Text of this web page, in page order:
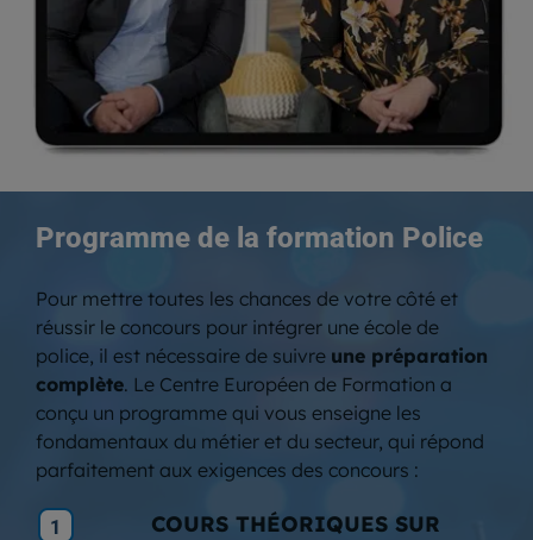
Programme de la formation Police
Pour mettre toutes les chances de votre côté et
réussir le concours pour intégrer une école de
police, il est nécessaire de suivre une préparation
complète. Le Centre Européen de Formation a
conçu un programme qui vous enseigne les
fondamentaux du métier et du secteur, qui répond
parfaitement aux exigences des concours :
1
COURS THÉORIQUES SUR